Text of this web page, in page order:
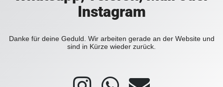
Instagram
Danke für deine Geduld. Wir arbeiten gerade an der Website und
sind in Kürze wieder zurück.